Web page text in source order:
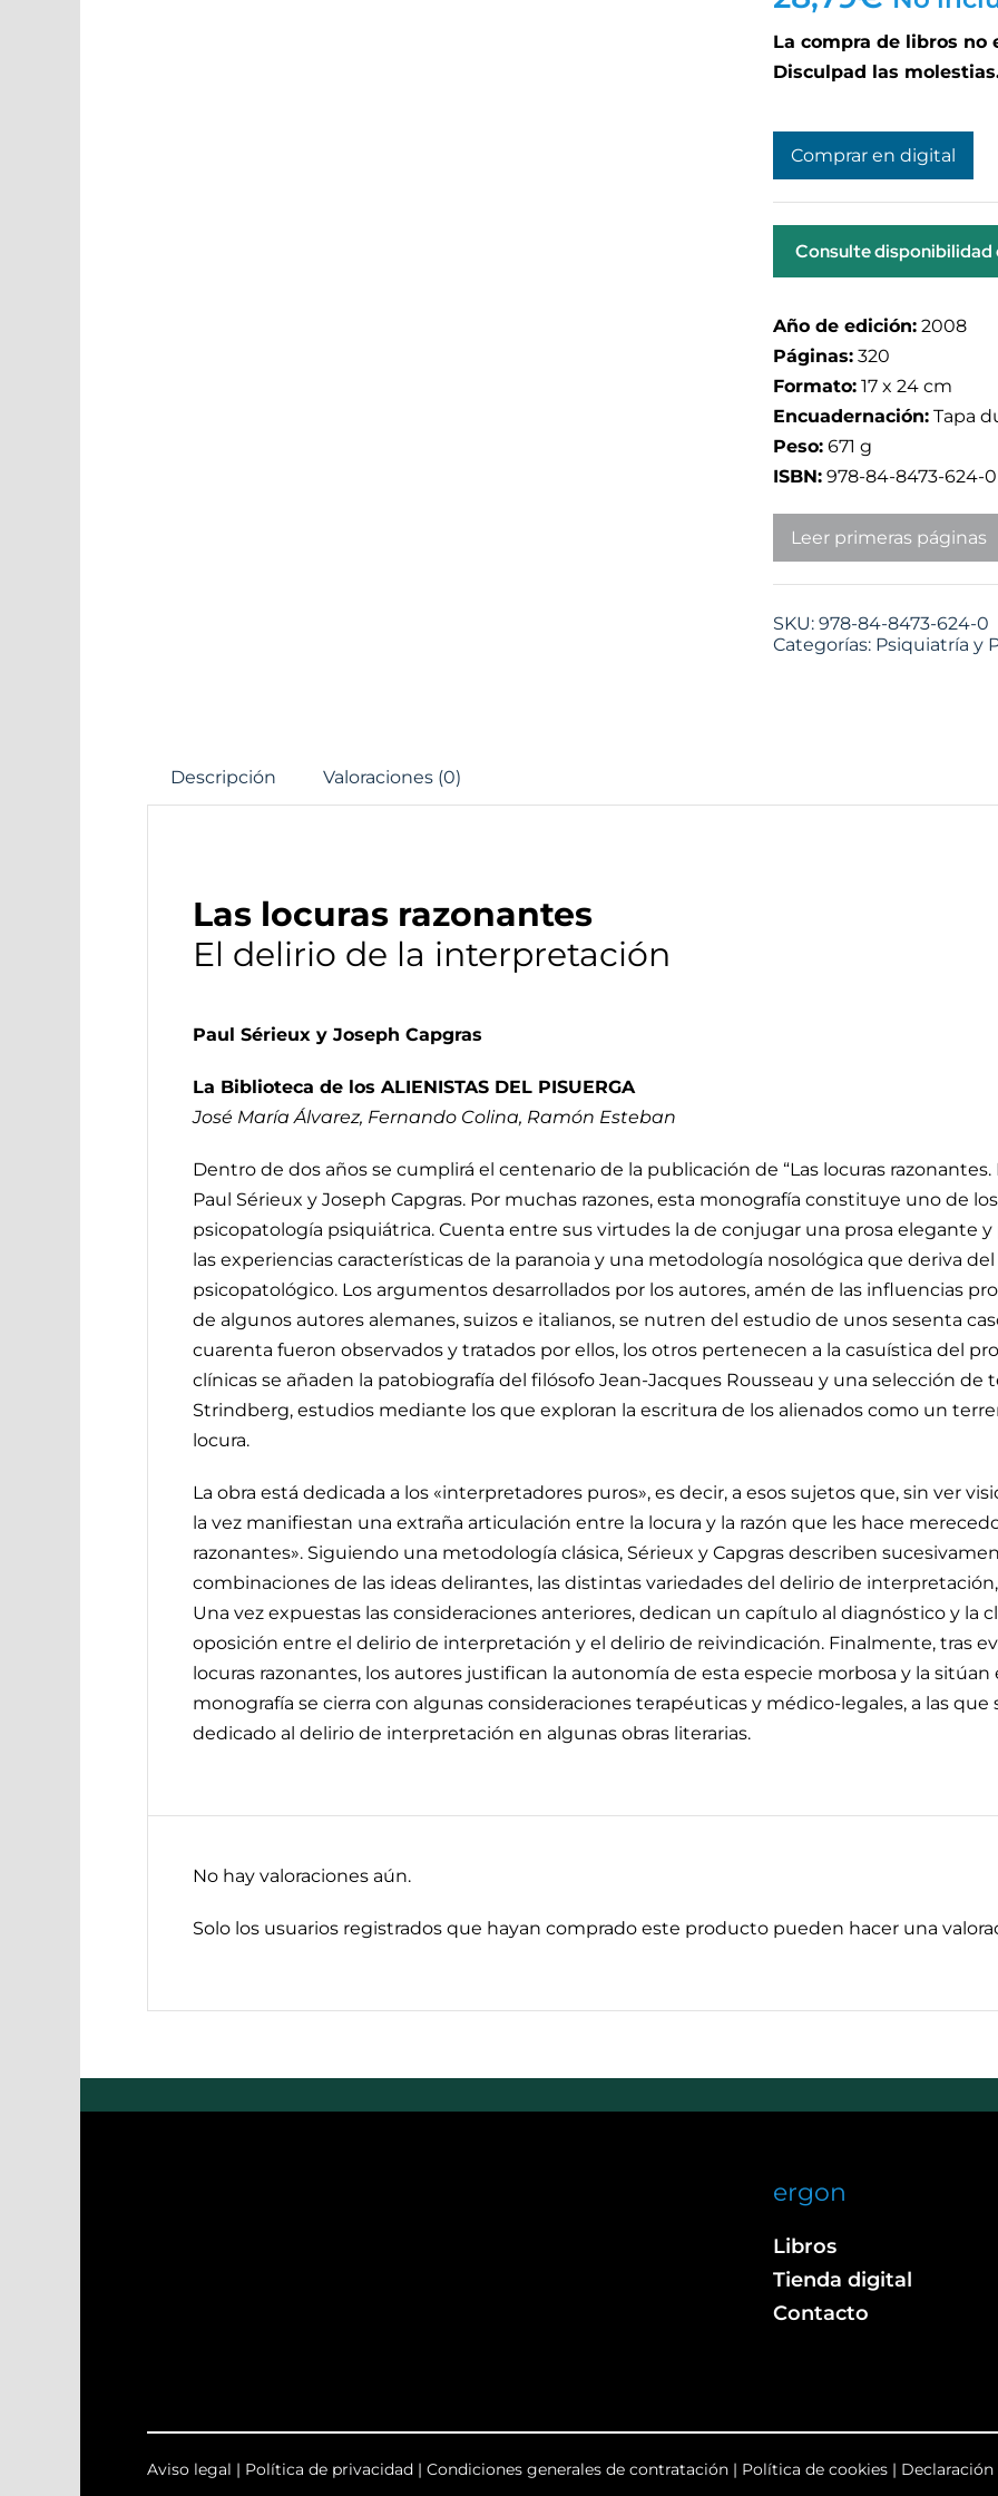
La compra de libros no
Disculpad las
Comprar en digital
Consulte disponibilidad
Año de edición:2008
Páginas:320
Formato:17 x 24 cm
Encuadernación:Tapa
Peso:671 g
ISBN:978-84-8473-624-0
Leer primeras páginas
SKU: 978-84-8473-624-0
Categorías: Psiquiatría y
Descripción Valoraciones (0)
Las locuras razonantes
El delirio de la interpretación
Paul Sérieux y Joseph Capgras
La Biblioteca de los ALIENISTAS DEL PISUERGA
José María Álvarez, Fernando Colina, Ramón Esteban
Dentro de dos años se cumplirá el centenario de la publicación de “Las locuras
Paul Sérieux y Joseph Capgras. Por muchas razones, esta monografía constituye uno de
psicopatología psiquiátrica. Cuenta entre sus virtudes la de conjugar una prosa elegante y
las experiencias características de la paranoia y una metodología nosológica que deriva
psicopatológico. Los argumentos desarrollados por los autores, amén de las influencias
de algunos autores alemanes, suizos e italianos, se nutren del estudio de unos sesenta
cuarenta fueron observados y tratados por ellos, los otros pertenecen a la casuística del
clínicas se añaden la patobiografía del filósofo Jean-Jacques Rousseau y una selección
Strindberg, estudios mediante los que exploran la escritura de los alienados como un
locura.
La obra está dedicada a los «interpretadores puros», es decir, a esos sujetos que, sin ver
la vez manifiestan una extraña articulación entre la locura y la razón que les hace
razonantes». Siguiendo una metodología clásica, Sérieux y Capgras describen
combinaciones de las ideas delirantes, las distintas variedades del delirio de
Una vez expuestas las consideraciones anteriores, dedican un capítulo al diagnóstico y la
oposición entre el delirio de interpretación y el delirio de reivindicación. Finalmente, tras
locuras razonantes, los autores justifican la autonomía de esta especie morbosa y la sitúan
monografía se cierra con algunas consideraciones terapéuticas y médico-legales, a las
dedicado al delirio de interpretación en algunas obras literarias.
No hay valoraciones aún.
Solo los usuarios registrados que hayan comprado este producto pueden hacer una
ergon
Libros
Tienda digital
Contacto
Aviso legal | Política de privacidad | Condiciones generales de contratación| Política de cookies|